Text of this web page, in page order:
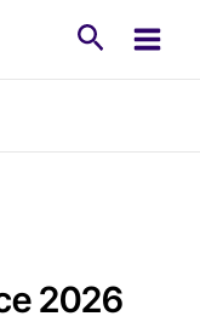
2026